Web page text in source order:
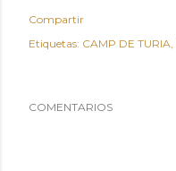
Compartir
Etiquetas: CAMP DE TURIA
COMENTARIOS